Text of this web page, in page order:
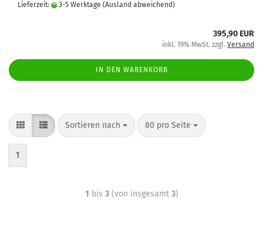
Lieferzeit: 3-5 Werktage (Ausland abweichend)
395,90 EUR
inkl. 19% MwSt. zzgl. Versand
IN DEN WARENKORB
Sortieren nach 80 pro Seite
1
1 bis 3(von insgesamt 3)